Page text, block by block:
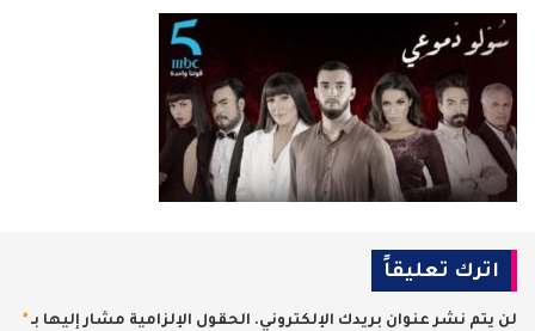
اترك تعليقاً
لن يتم نشر عنوان بريدك الإلكتروني. الحقول الإلزامية مشار إليها بـ*